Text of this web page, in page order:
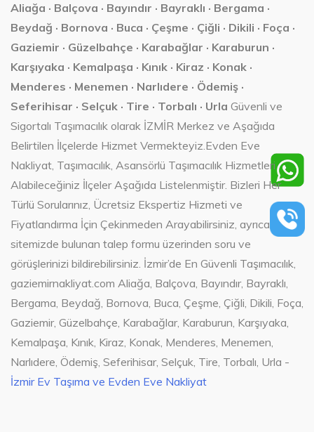
Aliağa · Balçova · Bayındır · Bayraklı · Bergama ·
Beydağ · Bornova · Buca · Çeşme · Çiğli · Dikili · Foça ·
Gaziemir · Güzelbahçe · Karabağlar · Karaburun ·
Karşıyaka · Kemalpaşa · Kınık · Kiraz · Konak ·
Menderes · Menemen · Narlıdere · Ödemiş ·
Seferihisar · Selçuk · Tire · Torbalı · Urla Güvenli ve
Sigortalı Taşımacılık olarak İZMİR Merkez ve Aşağıda
Belirtilen İlçelerde Hizmet Vermekteyiz.Evden Eve
Nakliyat, Taşımacılık, Asansörlü Taşımacılık Hizmetleri
Alabileceğiniz İlçeler Aşağıda Listelenmiştir. Bizleri Her
Türlü Sorularınız, Ücretsiz Ekspertiz Hizmeti ve
Fiyatlandırma İçin Çekinmeden Arayabilirsiniz, ayrıca
sitemizde bulunan talep formu üzerinden soru ve
görüşlerinizi bildirebilirsiniz. İzmir’de En Güvenli Taşımacılık,
gaziemirnakliyat.com Aliağa, Balçova, Bayındır, Bayraklı,
Bergama, Beydağ, Bornova, Buca, Çeşme, Çiğli, Dikili, Foça,
Gaziemir, Güzelbahçe, Karabağlar, Karaburun, Karşıyaka,
Kemalpaşa, Kınık, Kiraz, Konak, Menderes, Menemen,
Narlıdere, Ödemiş, Seferihisar, Selçuk, Tire, Torbalı, Urla -
İzmir Ev Taşıma ve Evden Eve Nakliyat